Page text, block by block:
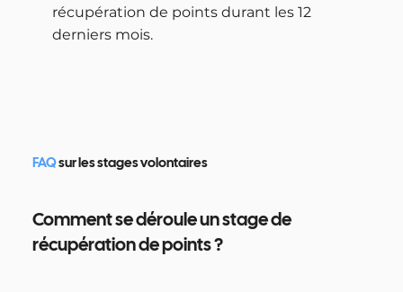
récupération de points durant les 12
derniers mois.
FAQsur les stages volontaires
Comment se déroule un stage de
récupération de points ?